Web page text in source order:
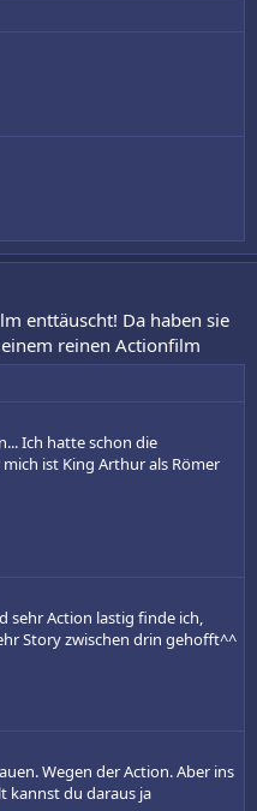
enttäuscht! Da haben sie
reinen Actionfilm
Ich hatte schon die
ist King Arthur als Römer
sehr Action lastig finde ich,
Story zwischen drin gehofft^^
Wegen der Action. Aber ins
kannst du daraus ja